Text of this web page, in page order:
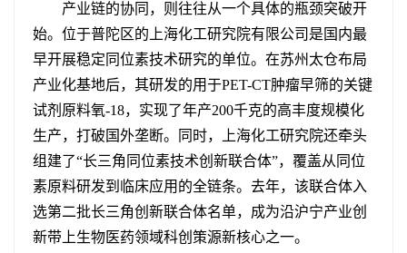
产业链的协同，则往往从一个具体的瓶颈突破开
始。位于普陀区的上海化工研究院有限公司是国内最
早开展稳定同位素技术研究的单位。在苏州太仓布局
产业化基地后，其研发的用于PET-CT肿瘤早筛的关键
试剂原料氧-18，实现了年产200千克的高丰度规模化
生产，打破国外垄断。同时，上海化工研究院还牵头
组建了“长三角同位素技术创新联合体”，覆盖从同位
素原料研发到临床应用的全链条。去年，该联合体入
选第二批长三角创新联合体名单，成为沿沪宁产业创
新带上生物医药领域科创策源新核心之一。